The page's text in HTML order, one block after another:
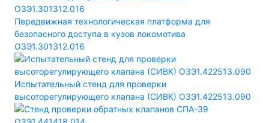
Передвижная технологическая платформа для
безопасного доступа в кузов локомотива
ОЗЭ1.301312.016
Испытательный стенд для проверки
высоторегулирующего клапана (СИВК) ОЗЭ1.422513.090